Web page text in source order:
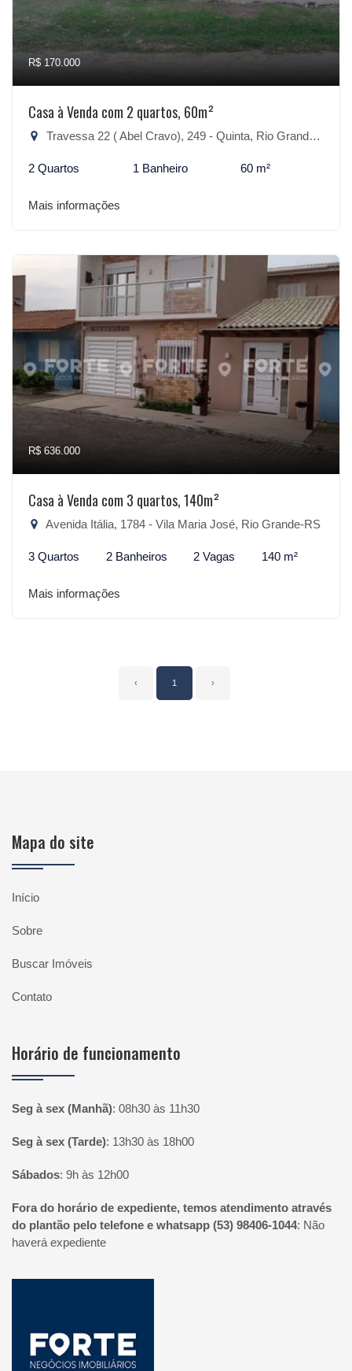
R$ 170.000
Casa à Venda com 2 quartos, 60m²
Travessa 22 ( Abel Cravo), 249 - Quinta, Rio Grande-RS
2 Quartos 1 Banheiro 60 m²
Mais informações
R$ 636.000
Casa à Venda com 3 quartos, 140m²
Avenida Itália, 1784 - Vila Maria José, Rio Grande-RS
3 Quartos 2 Banheiros 2 Vagas 140 m²
Mais informações
‹ 1 ›
Mapa do site
Início
Sobre
Buscar Imóveis
Contato
Horário de funcionamento
Seg à sex (Manhã): 08h30 às 11h30
Seg à sex (Tarde): 13h30 às 18h00
Sábados: 9h às 12h00
Fora do horário de expediente, temos atendimento através
do plantão pelo telefone e whatsapp (53) 98406-1044: Não
haverá expediente